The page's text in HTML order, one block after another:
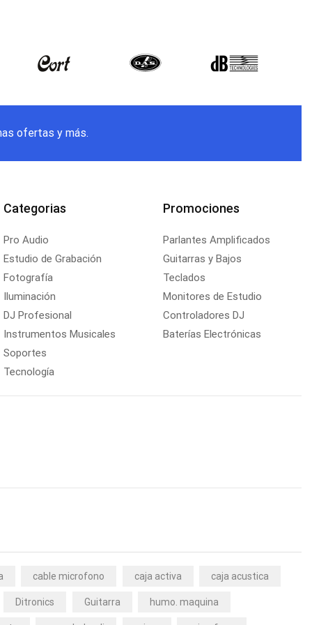
ofertas y más.
Categorias
Pro Audio
Estudio de Grabación
Fotografía
Iluminación
DJ Profesional
Instrumentos Musicales
Soportes
Tecnología
Promociones
Parlantes Amplificados
Guitarras y Bajos
Teclados
Monitores de Estudio
Controladores DJ
Baterías Electrónicas
cable microfono caja activa caja acustica
Ditronics Guitarra humo. maquina